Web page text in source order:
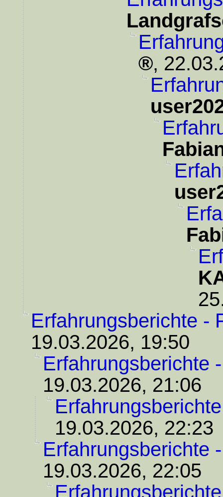
,
Erfahrungsberichte -
19.03.2026, 19:50
Erfahrungsberichte
19.03.2026, 21:06
19.03.2026, 22:23
Erfahrungsberichte
19.03.2026, 22:05